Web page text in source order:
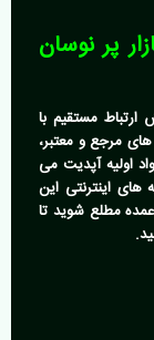
پر نوسان
ارتباط مستقیم با
مرجع و معتبر،
اولیه آپدیت می
اینترنتی این
مطلع شوید تا